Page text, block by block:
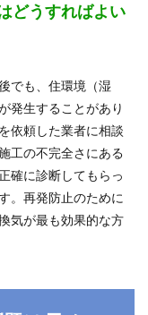
どうすればよい
でも、住環境（湿
発生することがあり
依頼した業者に相談
工の不完全さにある
確に診断してもらっ
。再発防止のために
気が最も効果的な方